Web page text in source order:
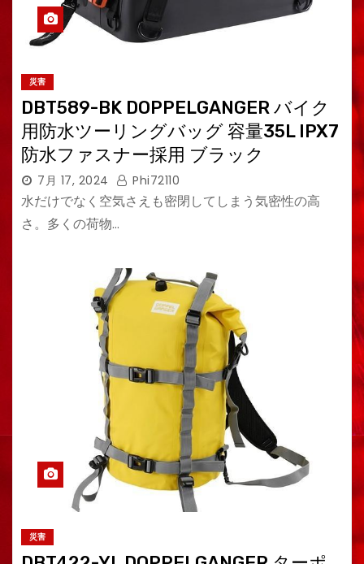
災害
DBT589-BK DOPPELGANGER バイク
用防水ツーリングバッグ 容量35L IPX7
防水ファスナー採用 ブラック
7月 17, 2024 Phi72110
水だけでなく空気さえも密閉してしまう気密性の高
さ。多くの荷物…
災害